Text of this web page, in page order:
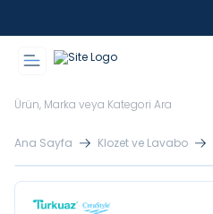
Ana Sayfa Klozet ve Lavabo